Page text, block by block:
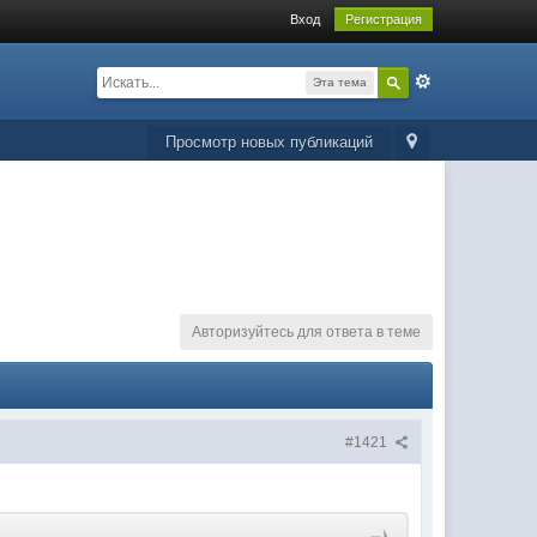
Вход Регистрация
Эта тема
Просмотр новых публикаций
Авторизуйтесь для ответа в теме
#1421